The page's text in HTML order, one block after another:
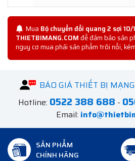
Mua Bộ chuyển đổi quang 2 sợi
THIETBIMANG.COMđể đảm bảo sản
nguy cơ mua phải sản phẩm trôi nổi,
BÁO GIÁ THIẾT BỊ
Hotline: 0522 388 688 -
Email:
SẢN PHẨM
CHÍNH HÃNG